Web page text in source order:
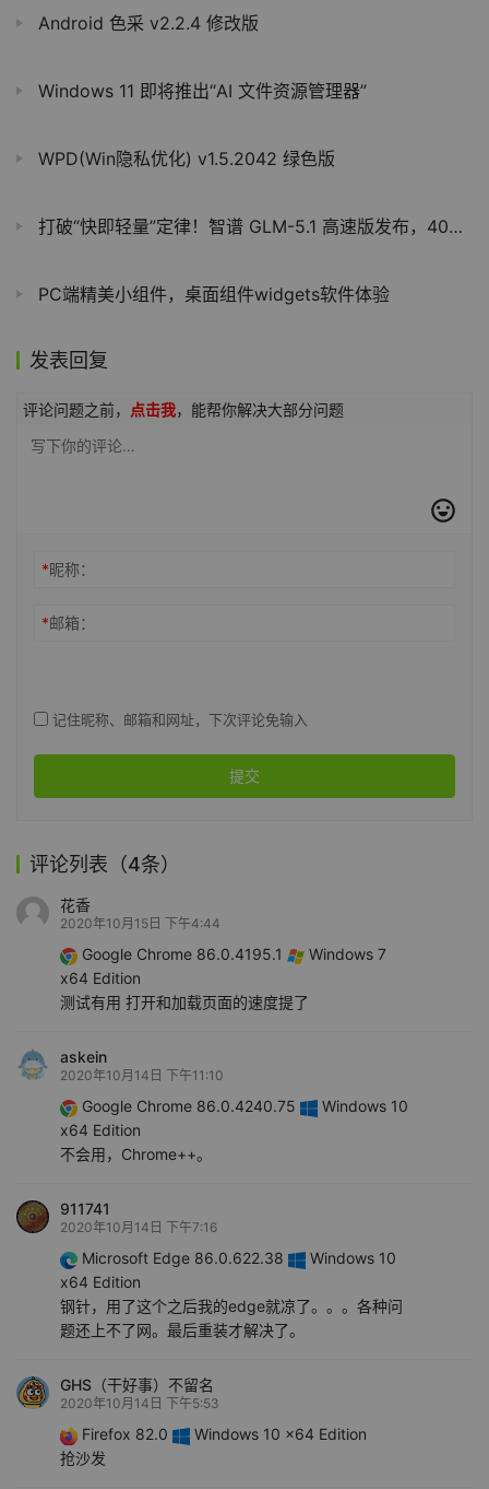
Android 色采 v2.2.4 修改版
Windows 11 即将推出“AI 文件资源管理器”
WPD(Win隐私优化) v1.5.2042 绿色版
打破“快即轻量”定律！智谱 GLM-5.1 高速版发布，400 tokens/s 刷新全球纪录
PC端精美小组件，桌面组件widgets软件体验
发表回复
评论问题之前， 点击我，能帮你解决大部分问题
*昵称：
*邮箱：
记住昵称、邮箱和网址，下次评论免输入
提交
评论列表（4条）
花香
2020年10月15日 下午4:44
Google Chrome 86.0.4195.1
Windows 7
x64 Edition
测试有用 打开和加载页面的速度提了
askein
2020年10月14日 下午11:10
Google Chrome 86.0.4240.75
Windows 10
x64 Edition
不会用，Chrome++。
911741
2020年10月14日 下午7:16
Microsoft Edge 86.0.622.38
Windows 10
x64 Edition
钢针，用了这个之后我的edge就凉了。。。各种问
题还上不了网。最后重装才解决了。
GHS（干好事）不留名
2020年10月14日 下午5:53
Firefox 82.0
Windows 10 x64 Edition
抢沙发